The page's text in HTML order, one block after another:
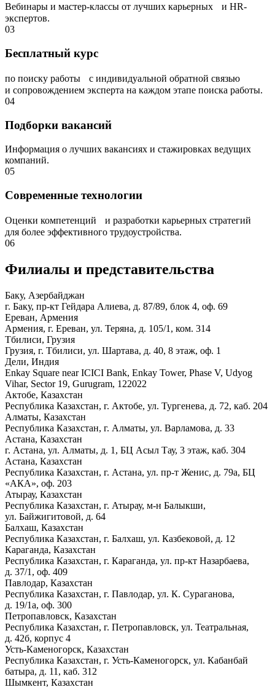
Вебинары и мастер-классы от лучших карьерных и HR-
экспертов.
03
Бесплатный курс
по поиску работы с индивидуальной обратной связью
и сопровождением эксперта на каждом этапе поиска работы.
04
Подборки вакансий
Информация о лучших вакансиях и стажировках ведущих
компаний.
05
Современные технологии
Оценки компетенций и разработки карьерных стратегий
для более эффективного трудоустройства.
06
Филиалы и представи­тельства
Баку, Азербайджан
г. Баку, пр-кт Гейдара Алиева, д. 87/89, блок 4, оф. 69
Ереван, Армения
Армения, г. Ереван, ул. Теряна, д. 105/1, ком. 314
Тбилиси, Грузия
Грузия, г. Тбилиси, ул. Шартава, д. 40, 8 этаж, оф. 1
Дели, Индия
Enkay Square near ICICI Bank, Enkay Tower, Phase V, Udyog
Vihar, Sector 19, Gurugram, 122022
Актобе, Казахстан
Республика Казахстан, г. Актобе, ул. Тургенева, д. 72, каб. 204
Алматы, Казахстан
Республика Казахстан, г. Алматы, ул. Варламова, д. 33
Астана, Казахстан
г. Астана, ул. Алматы, д. 1, БЦ Асыл Тау, 3 этаж, каб. 304
Астана, Казахстан
Республика Казахстан, г. Астана, ул. пр-т Женис, д. 79а, БЦ
«АКА», оф. 203
Атырау, Казахстан
Республика Казахстан, г. Атырау, м-н Балыкши,
ул. Байжигитовой, д. 64
Балхаш, Казахстан
Республика Казахстан, г. Балхаш, ул. Казбековой, д. 12
Караганда, Казахстан
Республика Казахстан, г. Караганда, ул. пр-кт Назарбаева,
д. 37/1, оф. 409
Павлодар, Казахстан
Республика Казахстан, г. Павлодар, ул. К. Сураганова,
д. 19/1а, оф. 300
Петропавловск, Казахстан
Республика Казахстан, г. Петропавловск, ул. Театральная,
д. 42б, корпус 4
Усть-Каменогорск, Казахстан
Республика Казахстан, г. Усть-Каменогорск, ул. Кабанбай
батыра, д. 11, каб. 312
Шымкент, Казахстан